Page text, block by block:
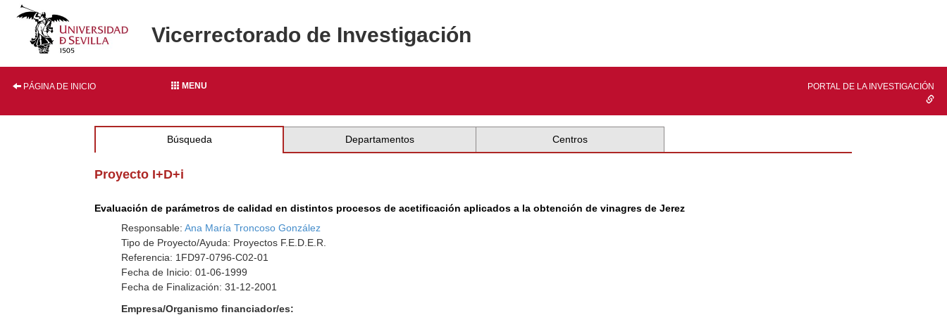
Vicerrectorado de Investigación
PÁGINA DE INICIO MENU PORTAL DE LA INVESTIGACIÓN
Búsqueda Departamentos Centros
Proyecto I+D+i
Evaluación de parámetros de calidad en distintos procesos de acetificación aplicados a la obtención de vinagres de Jerez
Responsable:Ana María Troncoso González
Tipo de Proyecto/Ayuda: Proyectos F.E.D.E.R.
Referencia: 1FD97-0796-C02-01
Fecha de Inicio: 01-06-1999
Fecha de Finalización: 31-12-2001
Empresa/Organismo financiador/es: